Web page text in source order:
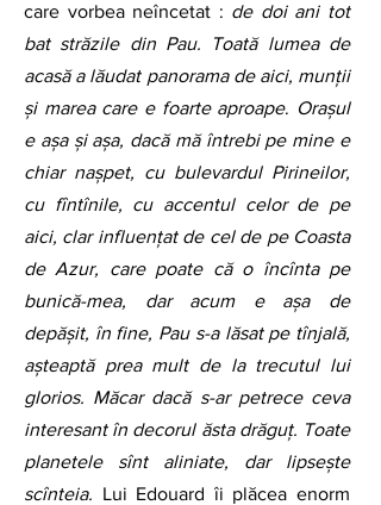
care vorbea neîncetat : de doi ani tot
bat străzile din Pau. Toată lumea de
acasă a lăudat panorama de aici, munții
și marea care e foarte aproape. Orașul
e așa și așa, dacă mă întrebi pe mine e
chiar nașpet, cu bulevardul Pirineilor,
cu fîntînile, cu accentul celor de pe
aici, clar influențat de cel de pe Coasta
de Azur, care poate că o încînta pe
bunică-mea, dar acum e așa de
depășit, în fine, Pau s-a lăsat pe tînjală,
așteaptă prea mult de la trecutul lui
glorios. Măcar dacă s-ar petrece ceva
interesant în decorul ăsta drăguț. Toate
planetele sînt aliniate, dar lipsește
scînteia. Lui Edouard îi plăcea enorm